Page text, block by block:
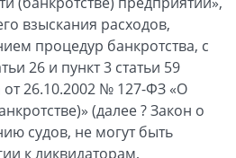
взыскания расходов,
процедур банкротства, с
26 и пункт 3 статьи 59
26.10.2002 № 127-ФЗ «О
(далее ? Закон о
судов, не могут быть
к ликвидаторам,